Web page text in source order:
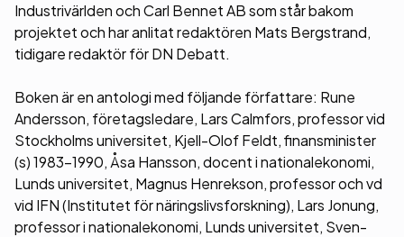
Industrivärlden och Carl Bennet AB som står bakom
projektet och har anlitat redaktören Mats Bergstrand,
tidigare redaktör för DN Debatt.
Boken är en antologi med följande författare: Rune
Andersson, företagsledare, Lars Calmfors, professor vid
Stockholms universitet, Kjell-Olof Feldt, finansminister
(s) 1983–1990, Åsa Hansson, docent i nationalekonomi,
Lunds universitet, Magnus Henrekson, professor och vd
vid IFN (Institutet för näringslivsforskning), Lars Jonung,
professor i nationalekonomi, Lunds universitet, Sven-